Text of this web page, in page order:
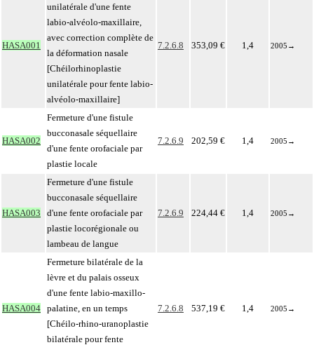
HASA001
unilatérale d'une fente
labio-alvéolo-maxillaire,
avec correction complète de
la déformation nasale
[Chéilorhinoplastie
unilatérale pour fente labio-
alvéolo-maxillaire]
7.2.6.8 353,09 € 1,4 2005 →
HASA002
Fermeture d'une fistule
bucconasale séquellaire
d'une fente orofaciale par
plastie locale
7.2.6.9 202,59 € 1,4 2005 →
HASA003
Fermeture d'une fistule
bucconasale séquellaire
d'une fente orofaciale par
plastie locorégionale ou
lambeau de langue
7.2.6.9 224,44 € 1,4 2005 →
HASA004
Fermeture bilatérale de la
lèvre et du palais osseux
d'une fente labio-maxillo-
palatine, en un temps
[Chéilo-rhino-uranoplastie
bilatérale pour fente
7.2.6.8 537,19 € 1,4 2005 →